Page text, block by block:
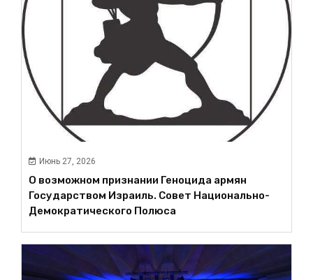
Июнь 27, 2026
О возможном признании Геноцида армян
Государством Израиль. Совет Национально-
Демократического Полюса